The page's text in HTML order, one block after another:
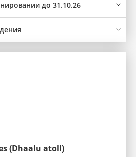
до 31.10.26
(Dhaalu atoll)